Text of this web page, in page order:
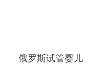
俄罗斯试管婴儿